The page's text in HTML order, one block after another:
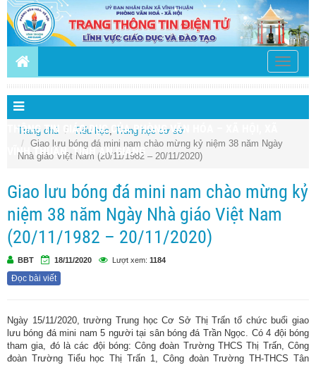
Toggle
THÔNG TIN GIÁO DỤC CỦA PHÒNG VĂN HÓA – XÃ HỘI, XÃ
VĨNH THUẬN, TỈNH AN GIANG
Trang chủ Tiểu học, Trung học cơ sở
Giao lưu bóng đá mini nam chào mừng kỷ niệm 38 năm Ngày
Nhà giáo Việt Nam (20/11/1982 – 20/11/2020)
Giao lưu bóng đá mini nam chào mừng kỷ
niệm 38 năm Ngày Nhà giáo Việt Nam
(20/11/1982 – 20/11/2020)
BBT 18/11/2020 Lượt xem: 1184
Đọc bài viết
Ngày 15/11/2020, trường Trung học Cơ Sở Thị Trấn tổ chức buổi giao
lưu bóng đá mini nam 5 người tại sân bóng đá Trần Ngọc. Có 4 đội bóng
tham gia, đó là các đội bóng: Công đoàn Trường THCS Thị Trấn, Công
đoàn Trường Tiểu học Thị Trấn 1, Công đoàn Trường TH-THCS Tân